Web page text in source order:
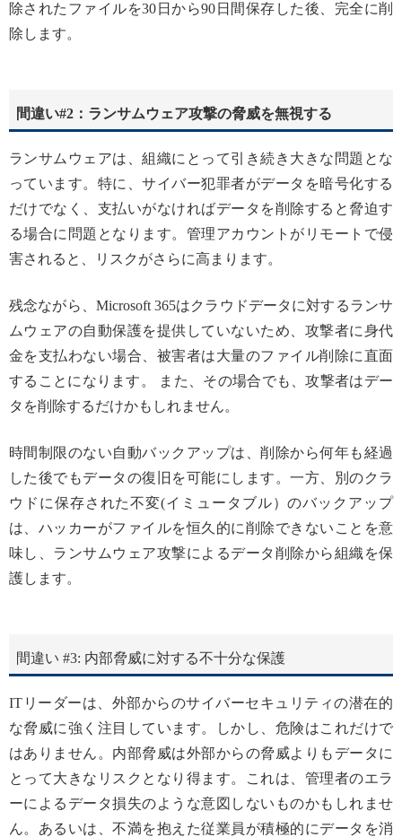
除されたファイルを30日から90日間保存した後、完全に削
除します。
間違い#2：ランサムウェア攻撃の脅威を無視する
ランサムウェアは、組織にとって引き続き大きな問題とな
っています。特に、サイバー犯罪者がデータを暗号化する
だけでなく、支払いがなければデータを削除すると脅迫す
る場合に問題となります。管理アカウントがリモートで侵
害されると、リスクがさらに高まります。
残念ながら、Microsoft 365はクラウドデータに対するランサ
ムウェアの自動保護を提供していないため、攻撃者に身代
金を支払わない場合、被害者は大量のファイル削除に直面
することになります。 また、その場合でも、攻撃者はデー
タを削除するだけかもしれません。
時間制限のない自動バックアップは、削除から何年も経過
した後でもデータの復旧を可能にします。一方、別のクラ
ウドに保存された不変(イミュータブル）のバックアップ
は、ハッカーがファイルを恒久的に削除できないことを意
味し、ランサムウェア攻撃によるデータ削除から組織を保
護します。
間違い #3: 内部脅威に対する不十分な保護
ITリーダーは、外部からのサイバーセキュリティの潜在的
な脅威に強く注目しています。しかし、危険はこれだけで
はありません。内部脅威は外部からの脅威よりもデータに
とって大きなリスクとなり得ます。これは、管理者のエラ
ーによるデータ損失のような意図しないものかもしれませ
ん。あるいは、不満を抱えた従業員が積極的にデータを消